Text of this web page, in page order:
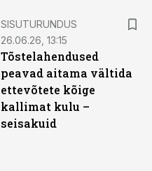
SISUTURUNDUS
26.06.26, 13:15
Tõstelahendused
peavad aitama vältida
ettevõtete kõige
kallimat kulu –
seisakuid